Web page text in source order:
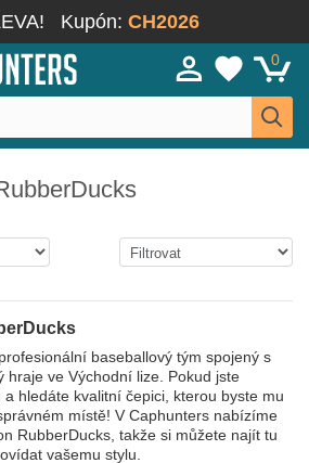
Kupón: CH2026
0
baseballový tým spojený s
hraje ve Východní lize. Pokud jste
hledáte kvalitní čepici, kterou byste mu
místě! V Caphunters nabízíme
RubberDucks, takže si můžete najít tu
vašemu stylu.